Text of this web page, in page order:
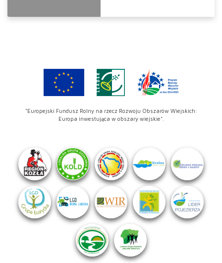
"Europejski Fundusz Rolny na rzecz Rozwoju Obszarów Wiejskich:
Europa inwestująca w obszary wiejskie".